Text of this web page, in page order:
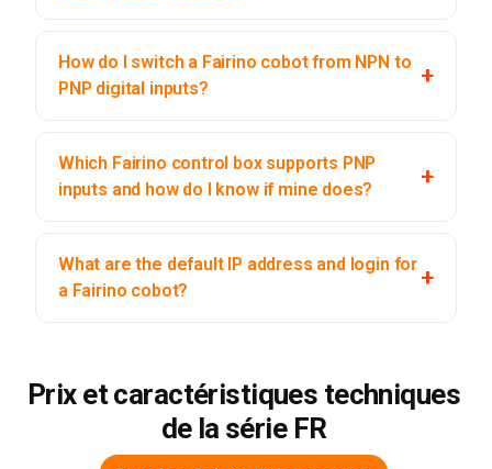
How do I switch a Fairino cobot from NPN to
PNP digital inputs?
Which Fairino control box supports PNP
inputs and how do I know if mine does?
What are the default IP address and login for
a Fairino cobot?
Prix et caractéristiques techniques
de la série FR